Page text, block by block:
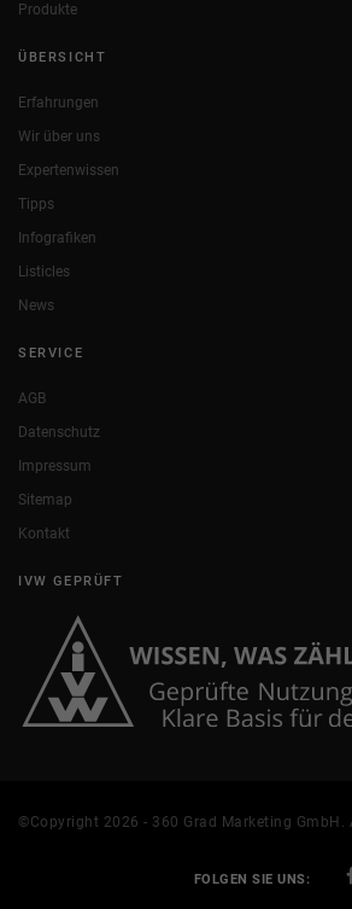
Produkte
ÜBERSICHT
Erfahrungen
Wir über uns
Expertenwissen
Tipps
Infografiken
Listicles
News
SERVICE
AGB
Datenschutz
Impressum
Sitemap
Kontakt
IVW GEPRÜFT
©Copyright 2026 - 360 Grad Marketing GmbH.
FOLGEN SIE UNS: